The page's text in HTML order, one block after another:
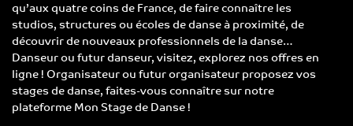
qu’aux quatre coins de France, de faire connaître les
studios, structures ou écoles de danse à proximité, de
découvrir de nouveaux professionnels de la danse…
Danseur ou futur danseur, visitez, explorez nos offres en
ligne ! Organisateur ou futur organisateur proposez vos
stages de danse, faites-vous connaître sur notre
plateforme Mon Stage de Danse !